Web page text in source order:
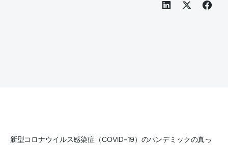
新型コロナウイルス感染症（COVID-19）のパンデミックの真っ